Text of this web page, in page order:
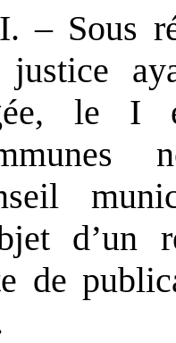
– Sous
justice
le I
d’un
de